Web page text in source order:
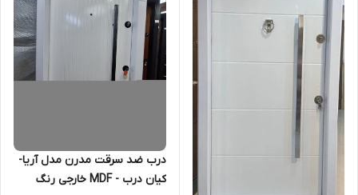
درب ضد سرقت مدرن مدل آریا-
کیان درب - MDF خارجی رنگ